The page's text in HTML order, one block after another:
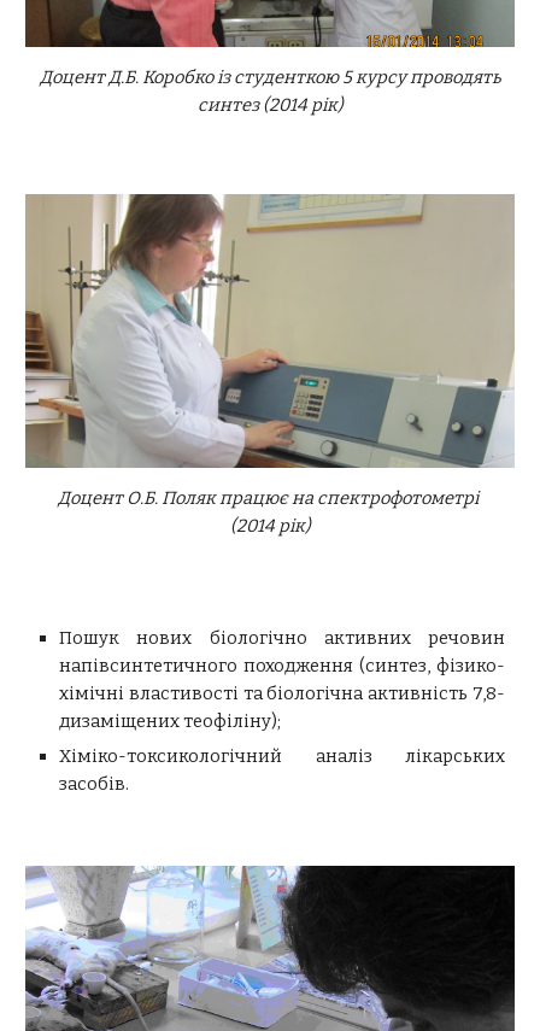
Доцент Д.Б. Коробко із студенткою 5 курсу проводять
синтез (2014 рік)
Доцент О.Б. Поляк працює на спектрофотометрі
(2014 рік)
Пошук нових біологічно активних речовин
напівсинтетичного походження (синтез, фізико-
хімічні властивості та біологічна активність 7,8-
дизаміщених теофіліну);
Хіміко-токсикологічний аналіз лікарських
засобів.